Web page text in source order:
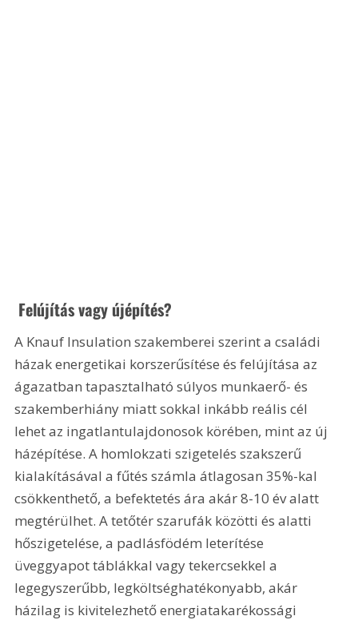
Felújítás vagy újépítés?
A Knauf Insulation szakemberei szerint a családi
házak energetikai korszerűsítése és felújítása az
ágazatban tapasztalható súlyos munkaerő- és
szakemberhiány miatt sokkal inkább reális cél
lehet az ingatlantulajdonosok körében, mint az új
házépítése. A homlokzati szigetelés szakszerű
kialakításával a fűtés számla átlagosan 35%-kal
csökkenthető, a befektetés ára akár 8-10 év alatt
megtérülhet. A tetőtér szarufák közötti és alatti
hőszigetelése, a padlásfödém leterítése
üveggyapot táblákkal vagy tekercsekkel a
legegyszerűbb, legköltséghatékonyabb, akár
házilag is kivitelezhető energiatakarékossági